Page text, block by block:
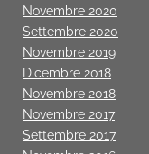
Novembre 2020
Settembre 2020
Novembre 2019
Dicembre 2018
Novembre 2018
Novembre 2017
Settembre 2017